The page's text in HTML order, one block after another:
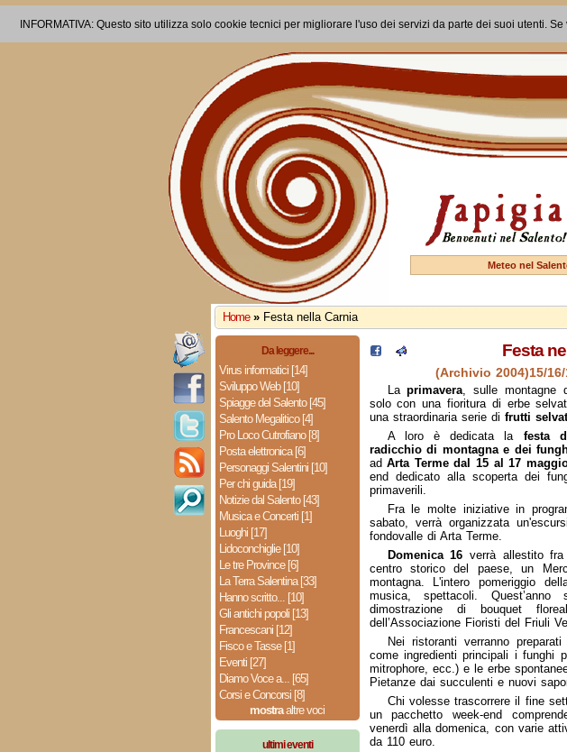
INFORMATIVA: Questo sito utilizza solo cookie tecnici per migliorare l'uso dei servizi da parte dei suoi utenti.
Meteo nel
Home » Festa nella Carnia
Da leggere...
Virus informatici [14]
Sviluppo Web [10]
Spiagge del Salento [45]
Salento Megalitico [4]
Pro Loco Cutrofiano [8]
Posta elettronica [6]
Personaggi Salentini [10]
Per chi guida [19]
Notizie dal Salento [43]
Musica e Concerti [1]
Luoghi [17]
Lidoconchiglie [10]
Le tre Province [6]
La Terra Salentina [33]
Hanno scritto... [10]
Gli antichi popoli [13]
Francescani [12]
Fisco e Tasse [1]
Eventi [27]
Diamo Voce a... [65]
Corsi e Concorsi [8]
mostraaltre voci
ultimi eventi
Festa
(Archivio 2004)15/
Laprimavera, sulle montagne
solo con una fioritura di erbe
una straordinaria serie di frutti
A loro è dedicata la festa
radicchio di montagna e dei
adArta Terme dal 15 al 17
end dedicato alla scoperta dei
primaverili.
Fra le molte iniziative in
sabato, verrà organizzata
fondovalle di Arta Terme.
Domenica 16 verrà allestito
centro storico del paese, un
montagna. L'intero pomeriggio
musica, spettacoli.
dimostrazione di bouquet
dell’Associazione Fioristi del Friuli
Nei ristoranti verranno
come ingredienti principali i funghi
mitrophore, ecc.) e le erbe
Pietanze dai succulenti e nuovi
Chi volesse trascorrere il fine
un pacchetto week-end
venerdì alla domenica, con varie
da 110 euro.